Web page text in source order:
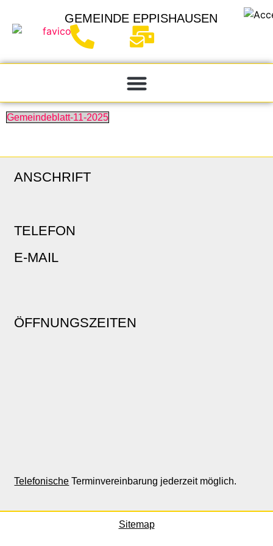
GEMEINDE EPPISHAUSEN
Gemeindeblatt-11-2025
ANSCHRIFT
TELEFON
E-MAIL
ÖFFNUNGSZEITEN
Telefonische Terminvereinbarung jederzeit möglich.
Sitemap